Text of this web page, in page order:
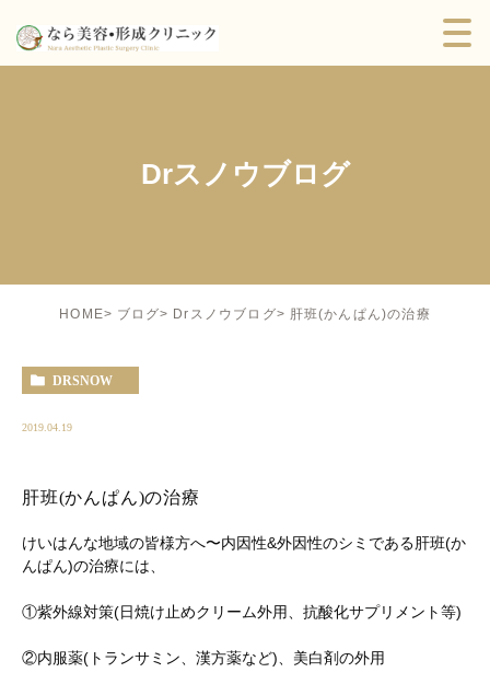
Drスノウブログ
HOME ブログ Drスノウブログ 肝班(かんぱん)の治療
DRSNOW
2019.04.19
肝班(かんぱん)の治療
けいはんな地域の皆様方へ〜内因性&外因性のシミである肝班(か
んぱん)の治療には、
①紫外線対策(日焼け止めクリーム外用、抗酸化サプリメント等)
②内服薬(トランサミン、漢方薬など)、美白剤の外用